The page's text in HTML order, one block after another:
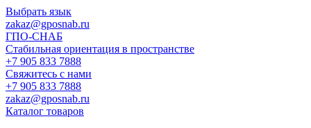
Выбрать язык
zakaz@gposnab.ru
ГПО-СНАБ
Стабильная ориентация в пространстве
+7 905 833 7888
Свяжитесь с нами
+7 905 833 7888
zakaz@gposnab.ru
Каталог товаров